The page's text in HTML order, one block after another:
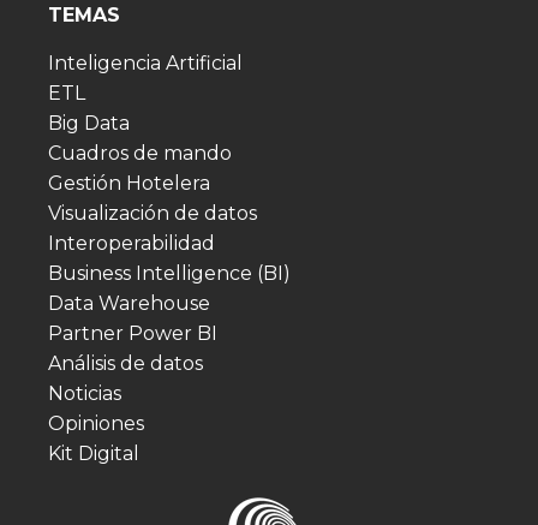
TEMAS
Inteligencia Artificial
ETL
Big Data
Cuadros de mando
Gestión Hotelera
Visualización de datos
Interoperabilidad
Business Intelligence (BI)
Data Warehouse
Partner Power BI
Análisis de datos
Noticias
Opiniones
Kit Digital